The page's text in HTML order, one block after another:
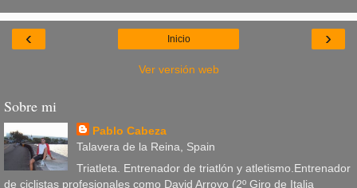
‹ ›
Inicio
Ver versión web
Sobre mi
Pablo Cabeza
Talavera de la Reina, Spain
Triatleta. Entrenador de triatlón y atletismo.Entrenador
de ciclistas profesionales como David Arroyo (2º Giro de Italia